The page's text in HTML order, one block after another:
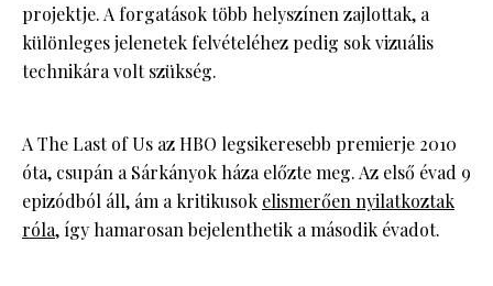
projektje. A forgatások több helyszínen zajlottak, a
különleges jelenetek felvételéhez pedig sok vizuális
technikára volt szükség.
A The Last of Us az HBO legsikeresebb premierje 2010
óta, csupán a Sárkányok háza előzte meg. Az első évad 9
epizódból áll, ám a kritikusok elismerően nyilatkoztak
róla, így hamarosan bejelenthetik a második évadot.